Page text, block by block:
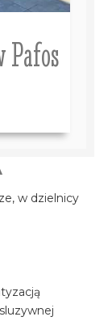
w dzielnicy